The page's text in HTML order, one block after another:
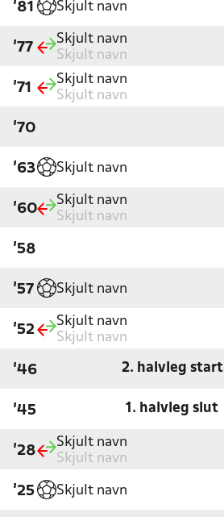
'81 Skjult navn
'77
Skjult navn
Skjult navn
'71
Skjult navn
Skjult navn
'70
'63 Skjult navn
'60
Skjult navn
Skjult navn
'58
'57 Skjult navn
'52
Skjult navn
Skjult navn
'46 2. halvleg start
'45 1. halvleg slut
'28
Skjult navn
Skjult navn
'25 Skjult navn